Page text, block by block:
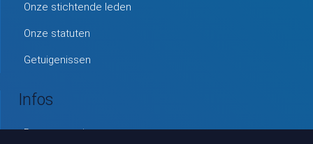
Onze stichtende leden
Onze statuten
Getuigenissen
Infos
Documentatie